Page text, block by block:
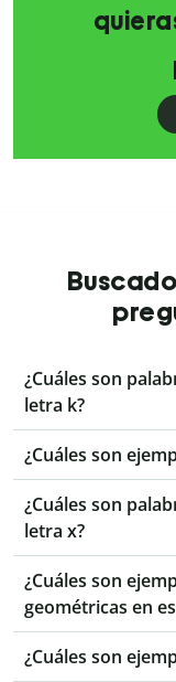
¿Cuáles son
letra k?
¿Cuáles son
¿Cuáles son
letra x?
¿Cuáles son
geométricas en
¿Cuáles son